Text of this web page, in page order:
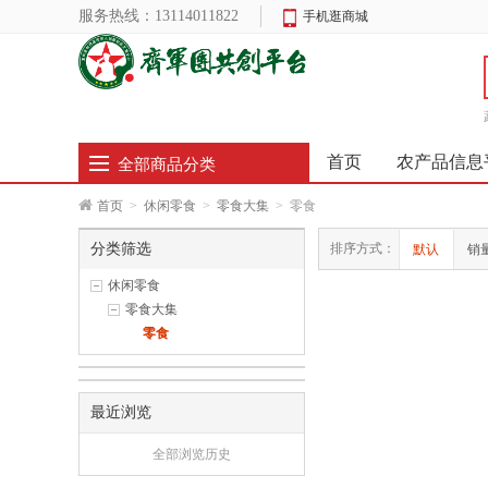
服务热线： 13114011822 手机逛商城
全部商品分类 首页 农产品信息
首页 > 休闲零食 > 零食大集 > 零食
分类筛选
休闲零食
零食大集
零食
最近浏览
全部浏览历史
排序方式： 默认 销